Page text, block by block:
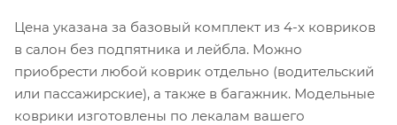
Цена указана за базовый комплект из 4-х ковриков
в салон без подпятника и лейбла. Можно
приобрести любой коврик отдельно (водительский
или пассажирские), а также в багажник. Модельные
коврики изготовлены по лекалам вашего